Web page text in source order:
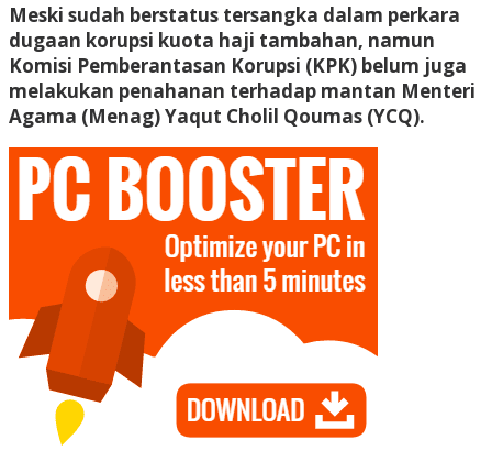
Meski sudah berstatus tersangka dalam perkara
dugaan korupsi kuota haji tambahan, namun
Komisi Pemberantasan Korupsi (KPK) belum juga
melakukan penahanan terhadap mantan Menteri
Agama (Menag) Yaqut Cholil Qoumas (YCQ).